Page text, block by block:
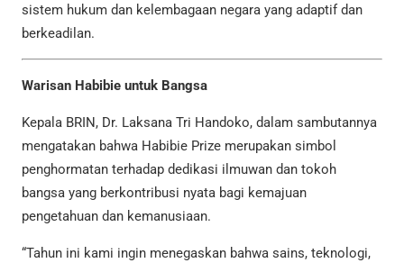
sistem hukum dan kelembagaan negara yang adaptif dan
berkeadilan.
Warisan Habibie untuk Bangsa
Kepala BRIN, Dr. Laksana Tri Handoko, dalam sambutannya
mengatakan bahwa Habibie Prize merupakan simbol
penghormatan terhadap dedikasi ilmuwan dan tokoh
bangsa yang berkontribusi nyata bagi kemajuan
pengetahuan dan kemanusiaan.
“Tahun ini kami ingin menegaskan bahwa sains, teknologi,